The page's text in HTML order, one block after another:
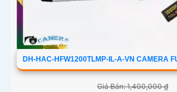
DH-HAC-HFW1200TLMP-IL-A-VN CAMERA
Giá Bán: 1,400,000 ₫